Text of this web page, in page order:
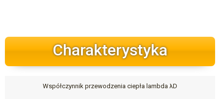
Charakterystyka
Współczynnik przewodzenia ciepła lambda λD